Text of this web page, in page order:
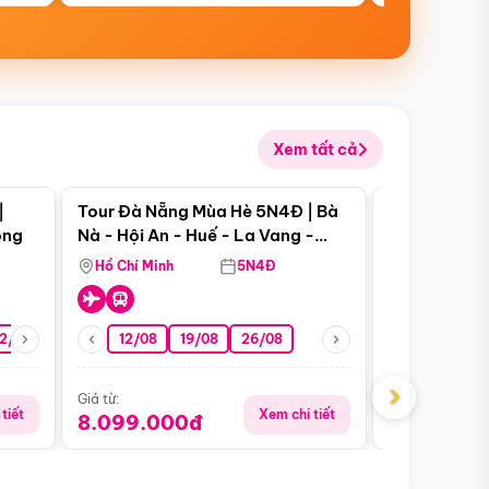
Xem tất cả
08 26/08 05/09 09/09 12/09
tiết
Điểm nổi bật
Tour Đà Nẵng Mùa Hè 5N4Đ | Bà
Nà - Hội An - Huế - La Vang -
Động Thiên Đường
Hồ Chí Minh 5N4Đ
12/08 19/08 26/08
Giá từ:
8.099.000đ Xem chi tiết
Giá từ:
›